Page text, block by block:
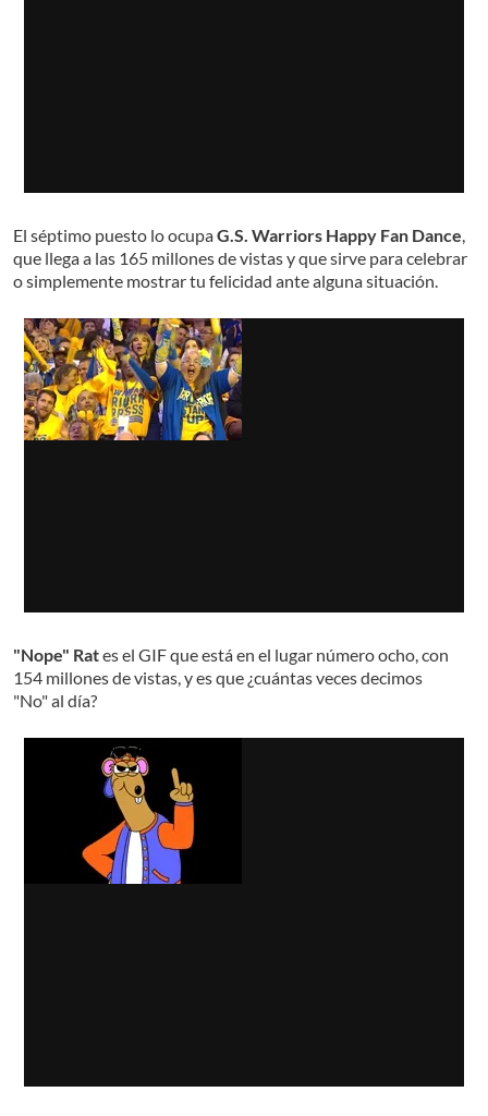
El séptimo puesto lo ocupaG.S. Warriors Happy Fan Dance
que llega a las 165 millones de vistas y que sirve para celebrar
o simplemente mostrar tu felicidad ante alguna situación.
"Nope" Rates el GIF que está en el lugar número ocho, con
154 millones de vistas, y es que ¿cuántas veces decimos
"No" al día?